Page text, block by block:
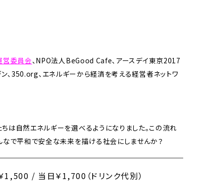
営委員会、NPO法⼈BeGood Cafe、アースデイ東京2017
、350.org、エネルギーから経済を考える経営者ネットワ
は自然エネルギーを選べるようになりました。この流れ
なで平和で安全な未来を描ける社会にしませんか？
1,500 / 当日￥1,700（ドリンク代別）